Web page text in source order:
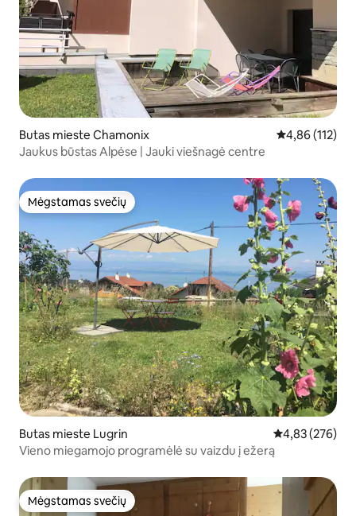
Butas mieste Chamonix Vidutinis
4,86 (112)
Jaukus būstas Alpėse | Jauki viešnagė centre
Mėgstamas svečių
Mėgstamas svečių
Butas mieste Lugrin Vidutinis
4,83 (276)
Vieno miegamojo programėlė su vaizdu į ežerą
Mėgstamas svečių
Mėgstamas svečių